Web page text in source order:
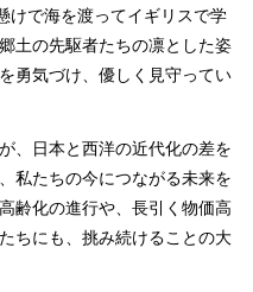
けで海を渡ってイギリスで学
土の先駆者たちの凛とした姿
勇気づけ、優しく見守ってい
、日本と西洋の近代化の差を
私たちの今につながる未来を
齢化の進行や、長引く物価高
ちにも、挑み続けることの大